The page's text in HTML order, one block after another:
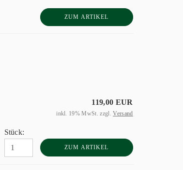
ZUM ARTIKEL
119,00 EUR
inkl. 19% MwSt. zzgl.Versand
Stück:
ZUM ARTIKEL